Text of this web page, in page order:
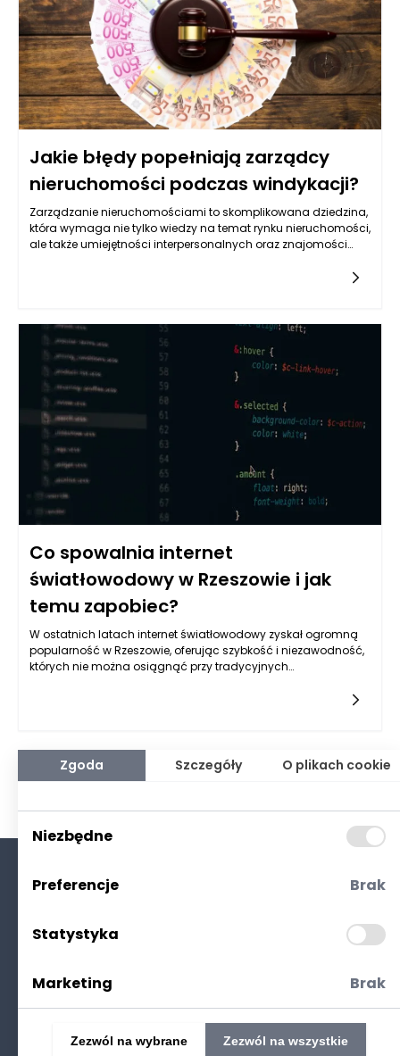
Jakie błędy popełniają zarządcy
nieruchomości podczas windykacji?
Zarządzanie nieruchomościami to skomplikowana dziedzina,
która wymaga nie tylko wiedzy na temat rynku nieruchomości,
ale także umiejętności interpersonalnych oraz znajomości
przeprowadzone procesy windykacyjne mogą doprowadzić
do zaostrzenia konfliktów z najemcami oraz poważnych
problemów prawnych. Kluczowe jest zrozumienie
potencjalnych pułapek, w jakie można wpaść, aby skutecznie
zarządzać nieruchomościami oraz minimalizować ryzyko
nieściągalnych należności.
Co spowalnia internet
światłowodowy w Rzeszowie i jak
temu zapobiec?
W ostatnich latach internet światłowodowy zyskał ogromną
popularność w Rzeszowie, oferując szybkość i niezawodność,
których nie można osiągnąć przy tradycyjnych
doświadczenia w korzystaniu z sieci. Aby zrozumieć, co
powoduje takie problemy oraz jak im przeciwdziałać, w tym
artykule przyjrzymy się najczęstszym przyczynom
Polityka prywatności
Zgoda Szczegóły O plikach cookie
Niezbędne
Preferencje Brak
Statystyka
Marketing Brak
Zezwól na wybrane Zezwól na wszystkie